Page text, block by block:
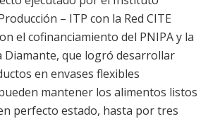
– ITP con la Red CITE
el cofinanciamiento del PNIPA y la
Diamante, que logró desarrollar
en envases flexibles
mantener los alimentos listos
perfecto estado, hasta por tres